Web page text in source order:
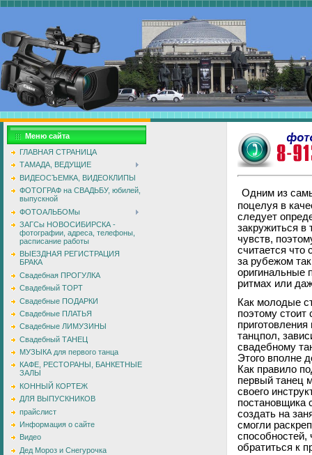
Меню сайта
ГЛАВНАЯ СТРАНИЦА
ТАМАДА, ВЕДУЩИЕ
ВИДЕОСЪЕМКА, ВИДЕОКЛИПЫ
ФОТОГРАФ на СВАДЬБУ, юбилей,
выпускной
ФОТОАЛЬБОМы
ЗАГСы НОВОСИБИРСКА -
фотографии, адреса, телефоны,
расписание работы
ВЫЕЗДНАЯ РЕГИСТРАЦИЯ
БРАКА
Свадебная ПРОГУЛКА
Свадебный ТОРТ
Свадебные ПОДАРКИ
Свадебные ПЛАТЬЯ
Свадебные ЛИМУЗИНЫ
Свадебный ТАНЕЦ
МУЗЫКА для первого танца
КАФЕ, РЕСТОРАНЫ, БАНКЕТНЫЕ
ЗАЛЫ
КОННЫЙ КОРТЕЖ
ДЛЯ ВЫПУСКНИКОВ
прайслист
Информация о сайте
Видео
Дед Мороз и Снегурочка
Одним из
поцелуя в
следует
закружиться
чувств,
считается что
за рубежом
оригинальные
ритмах или
Как молодые
поэтому стоит
танцпол,
свадебному
Этого вполне
Как правило
первый танец
своего
постановщика
создать на
смогли
способностей,
обратиться к